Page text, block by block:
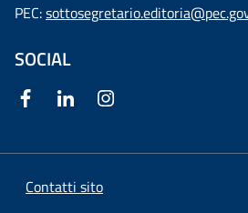
PEC:
SOCIAL
Contatti sito